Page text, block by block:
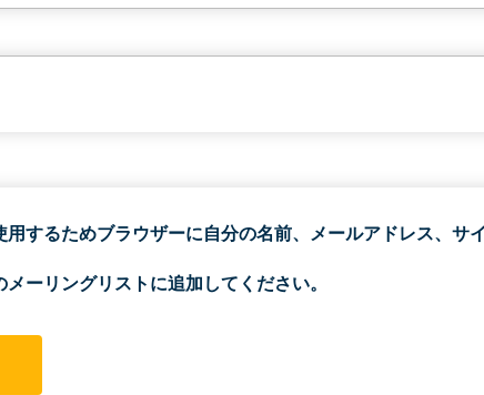
するためブラウザーに自分の名前、メールアドレス、サ
ーリングリストに追加してください。